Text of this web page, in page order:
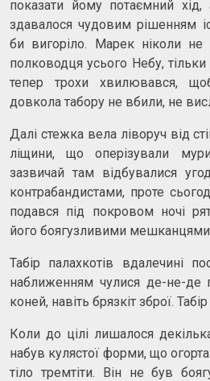
показати йому потаємний хід,
здавалося чудовим рішенням
би вигоріло. Марек ніколи не
полководця усього Небу,
тепер трохи хвилювався,
довкола табору не вбили, не
Далі стежка вела ліворуч від
ліщини, що оперізували
зазвичай там відбувалися
контрабандистами, проте
подався під покровом ночі
його боягузливими
Табір палахкотів вдалечині
наближенням чулися де-не-де
коней, навіть брязкіт зброї.
Коли до цілі лишалося
набув кулястої форми, що
тіло тремтіти. Він не був